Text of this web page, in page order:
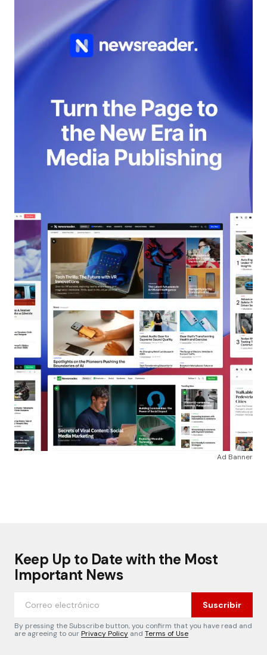
Ad Banner
Keep Up to Date with the Most
Important News
Suscribir
By pressing the Subscribe button, you confirm that you have read and
are agreeing to ourPrivacy Policy and Terms of Use